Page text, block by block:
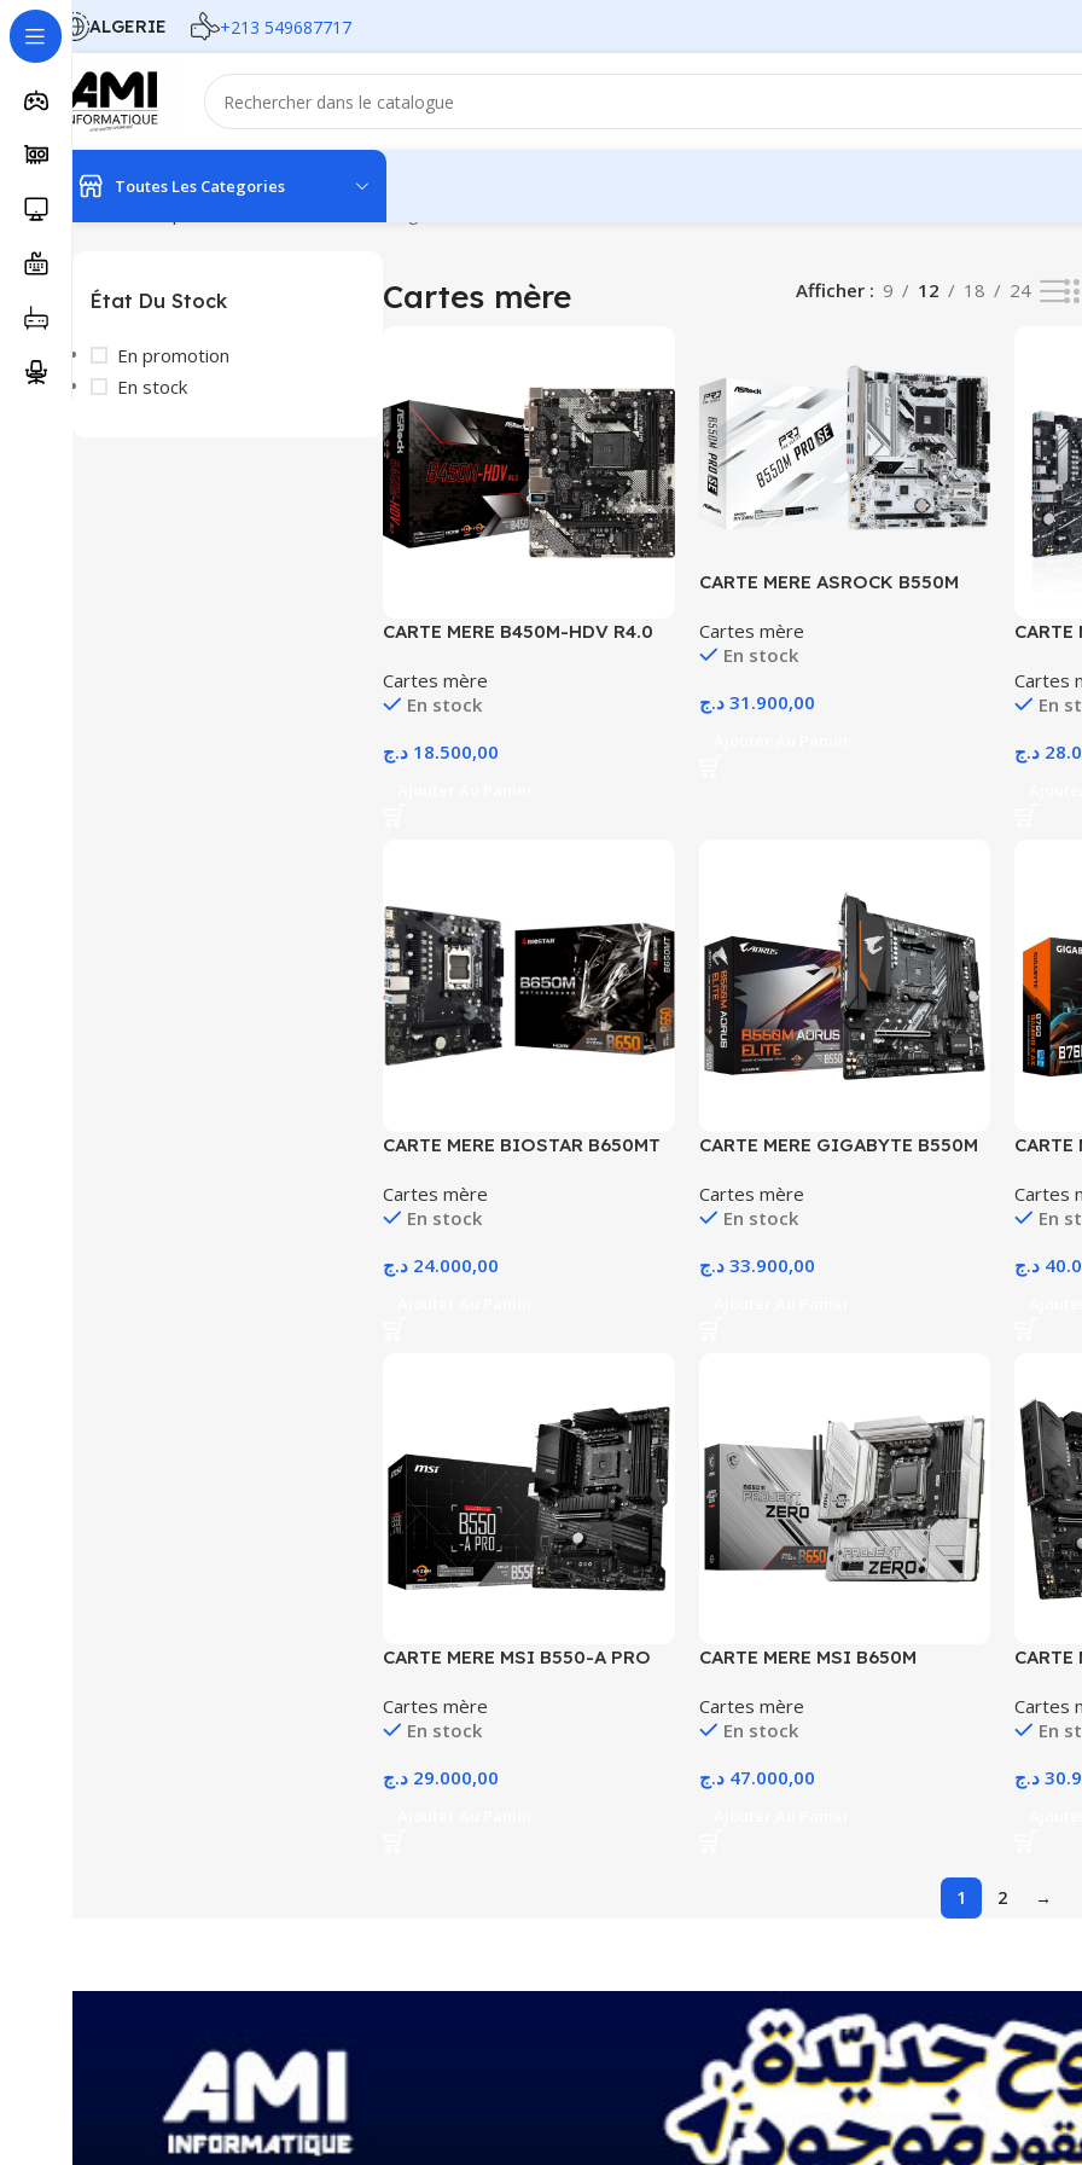
ALGERIE +213 549687717
Toutes Les Categories
État Du Stock
En promotion
En stock
Cartes mère Afficher 9 12 18 24
CARTE MERE B450M-HDV R4.0
Cartes mère
En stock
18.500,00 د.ج
CARTE MERE ASROCK B550M
WHITE -AVEC CONFIG-
Cartes mère
En stock
31.900,00 د.ج
CARTE
Cartes
En
د.ج
CARTE MERE BIOSTAR B650MT
Cartes mère
En stock
24.000,00 د.ج
CARTE MERE GIGABYTE B550M
CONFIG-
Cartes mère
En stock
33.900,00 د.ج
Cartes
En
د.ج
CARTE MERE MSI B550-A PRO
AMD
Cartes mère
En stock
29.000,00 د.ج
CARTE MERE MSI B650M
CONFIG
Cartes mère
En stock
47.000,00 د.ج
CARTE
4.0
Cartes
En
د.ج
1 2 →